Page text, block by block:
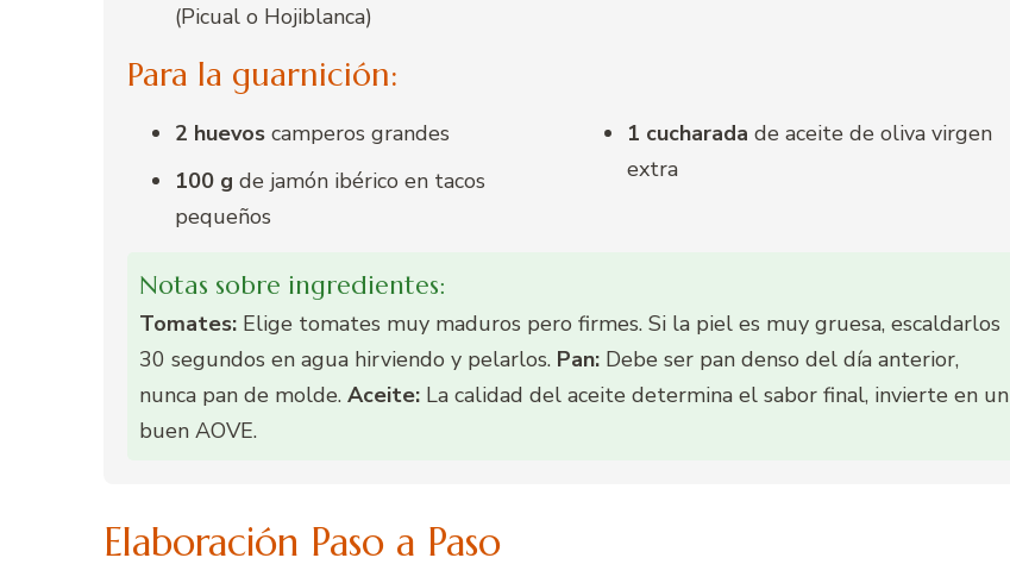
(Picual o Hojiblanca)
Para la guarnición:
2 huevos camperos grandes
100 g de jamón ibérico en tacos
pequeños
1 cucharada de aceite de oliva virgen
extra
Notas sobre ingredientes:
Tomates: Elige tomates muy maduros pero firmes. Si la piel es muy gruesa, escaldarlos
30 segundos en agua hirviendo y pelarlos. Pan: Debe ser pan denso del día anterior,
nunca pan de molde. Aceite: La calidad del aceite determina el sabor final, invierte en un
buen AOVE.
Elaboración Paso a Paso